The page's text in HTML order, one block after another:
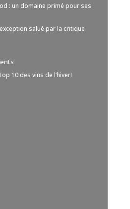
: un domaine primé pour ses
salué par la critique
10 des vins de l’hiver!